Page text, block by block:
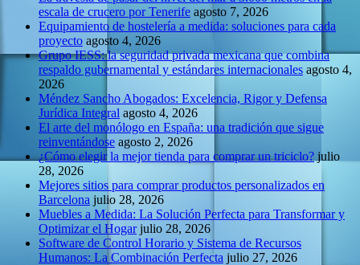
escala de crucero por Tenerife agosto 7, 2026
Equipamiento de hostelería a medida: soluciones para cada
proyecto agosto 4, 2026
Grupo IESS: la seguridad privada mexicana que combina
respaldo gubernamental y estándares internacionales agosto 4,
2026
Méndez Sancho Abogados: Excelencia, Rigor y Defensa
Jurídica Integral agosto 4, 2026
El arte del monólogo en España: una tradición que sigue
reinventándose agosto 2, 2026
¿Cómo elegir la mejor tienda para comprar un triciclo? julio
28, 2026
Mejores sitios para comprar productos personalizados en
Barcelona julio 28, 2026
Muebles a Medida: La Solución Perfecta para Transformar y
Optimizar el Hogar julio 28, 2026
Software de Control Horario y Sistema de Recursos
Humanos: La Combinación Perfecta julio 27, 2026